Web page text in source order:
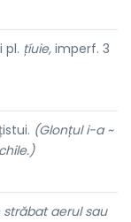
pl. țíuie, imperf. 3
(Glonțul i-a ~
aerul sau